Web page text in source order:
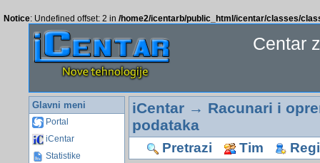
Notice: Undefined offset: 2 in /home2/icentarb/public_html/icentar/classes/
Centar
Glavni meni
Portal
iCentar
Statistike
iCentar→ Racunari i
podataka
Pretrazi Tim